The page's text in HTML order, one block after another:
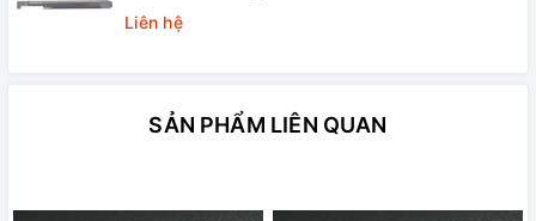
Liên hệ
SẢN PHẨM LIÊN QUAN